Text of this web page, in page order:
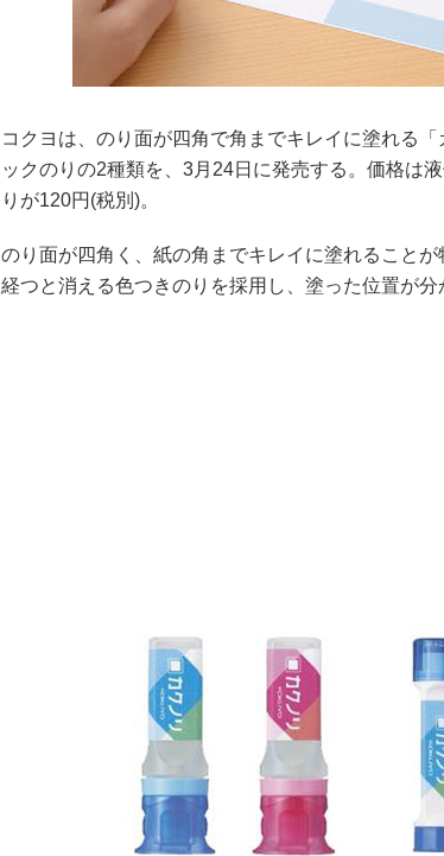
コクヨは、のり面が四角で角までキレイに塗れる
ックのりの2種類を、3月24日に発売する。価格は
りが120円(税別)。
のり面が四角く、紙の角までキレイに塗れること
経つと消える色つきのりを採用し、塗った位置が分